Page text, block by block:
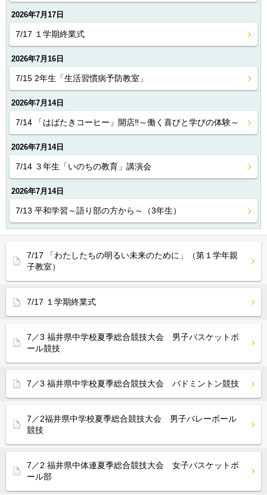
2026年7月17日
7/17 １学期終業式
2026年7月16日
7/15 2年生「生活習慣病予防教室」
2026年7月14日
7/14 「はばたきコーヒー」開店‼︎～働く喜びと学びの体験～
2026年7月14日
7/14 ３年生「いのちの教育」講演会
2026年7月14日
7/13 平和学習～語り部の方から～（3年生）
7/17 「わたしたちの明るい未来のために」（第１学年親
子教室）
7/17 １学期終業式
7／3 福井県中学校夏季総合競技大会 男子バスケットボ
ール競技
7／3 福井県中学校夏季総合競技大会 バドミントン競技
7／2福井県中学校夏季総合競技大会 男子バレーボール
競技
7／2 福井県中体連夏季総合競技大会 女子バスケットボ
ール部